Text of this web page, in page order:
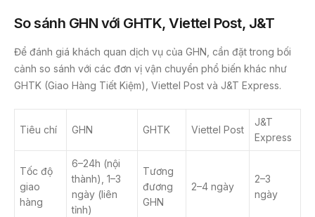
So sánh GHN với GHTK, Viettel Post, J&T
Để đánh giá khách quan dịch vụ của GHN, cần đặt trong bối
cảnh so sánh với các đơn vị vận chuyển phổ biến khác như
GHTK (Giao Hàng Tiết Kiệm), Viettel Post và J&T Express.
Tiêu chí GHN GHTK Viettel Post
J&T
Express
Tốc độ
giao
hàng
6–24h (nội
thành), 1–3
ngày (liên
tỉnh)
Tương
đương
GHN
2–4 ngày
2–3
ngày